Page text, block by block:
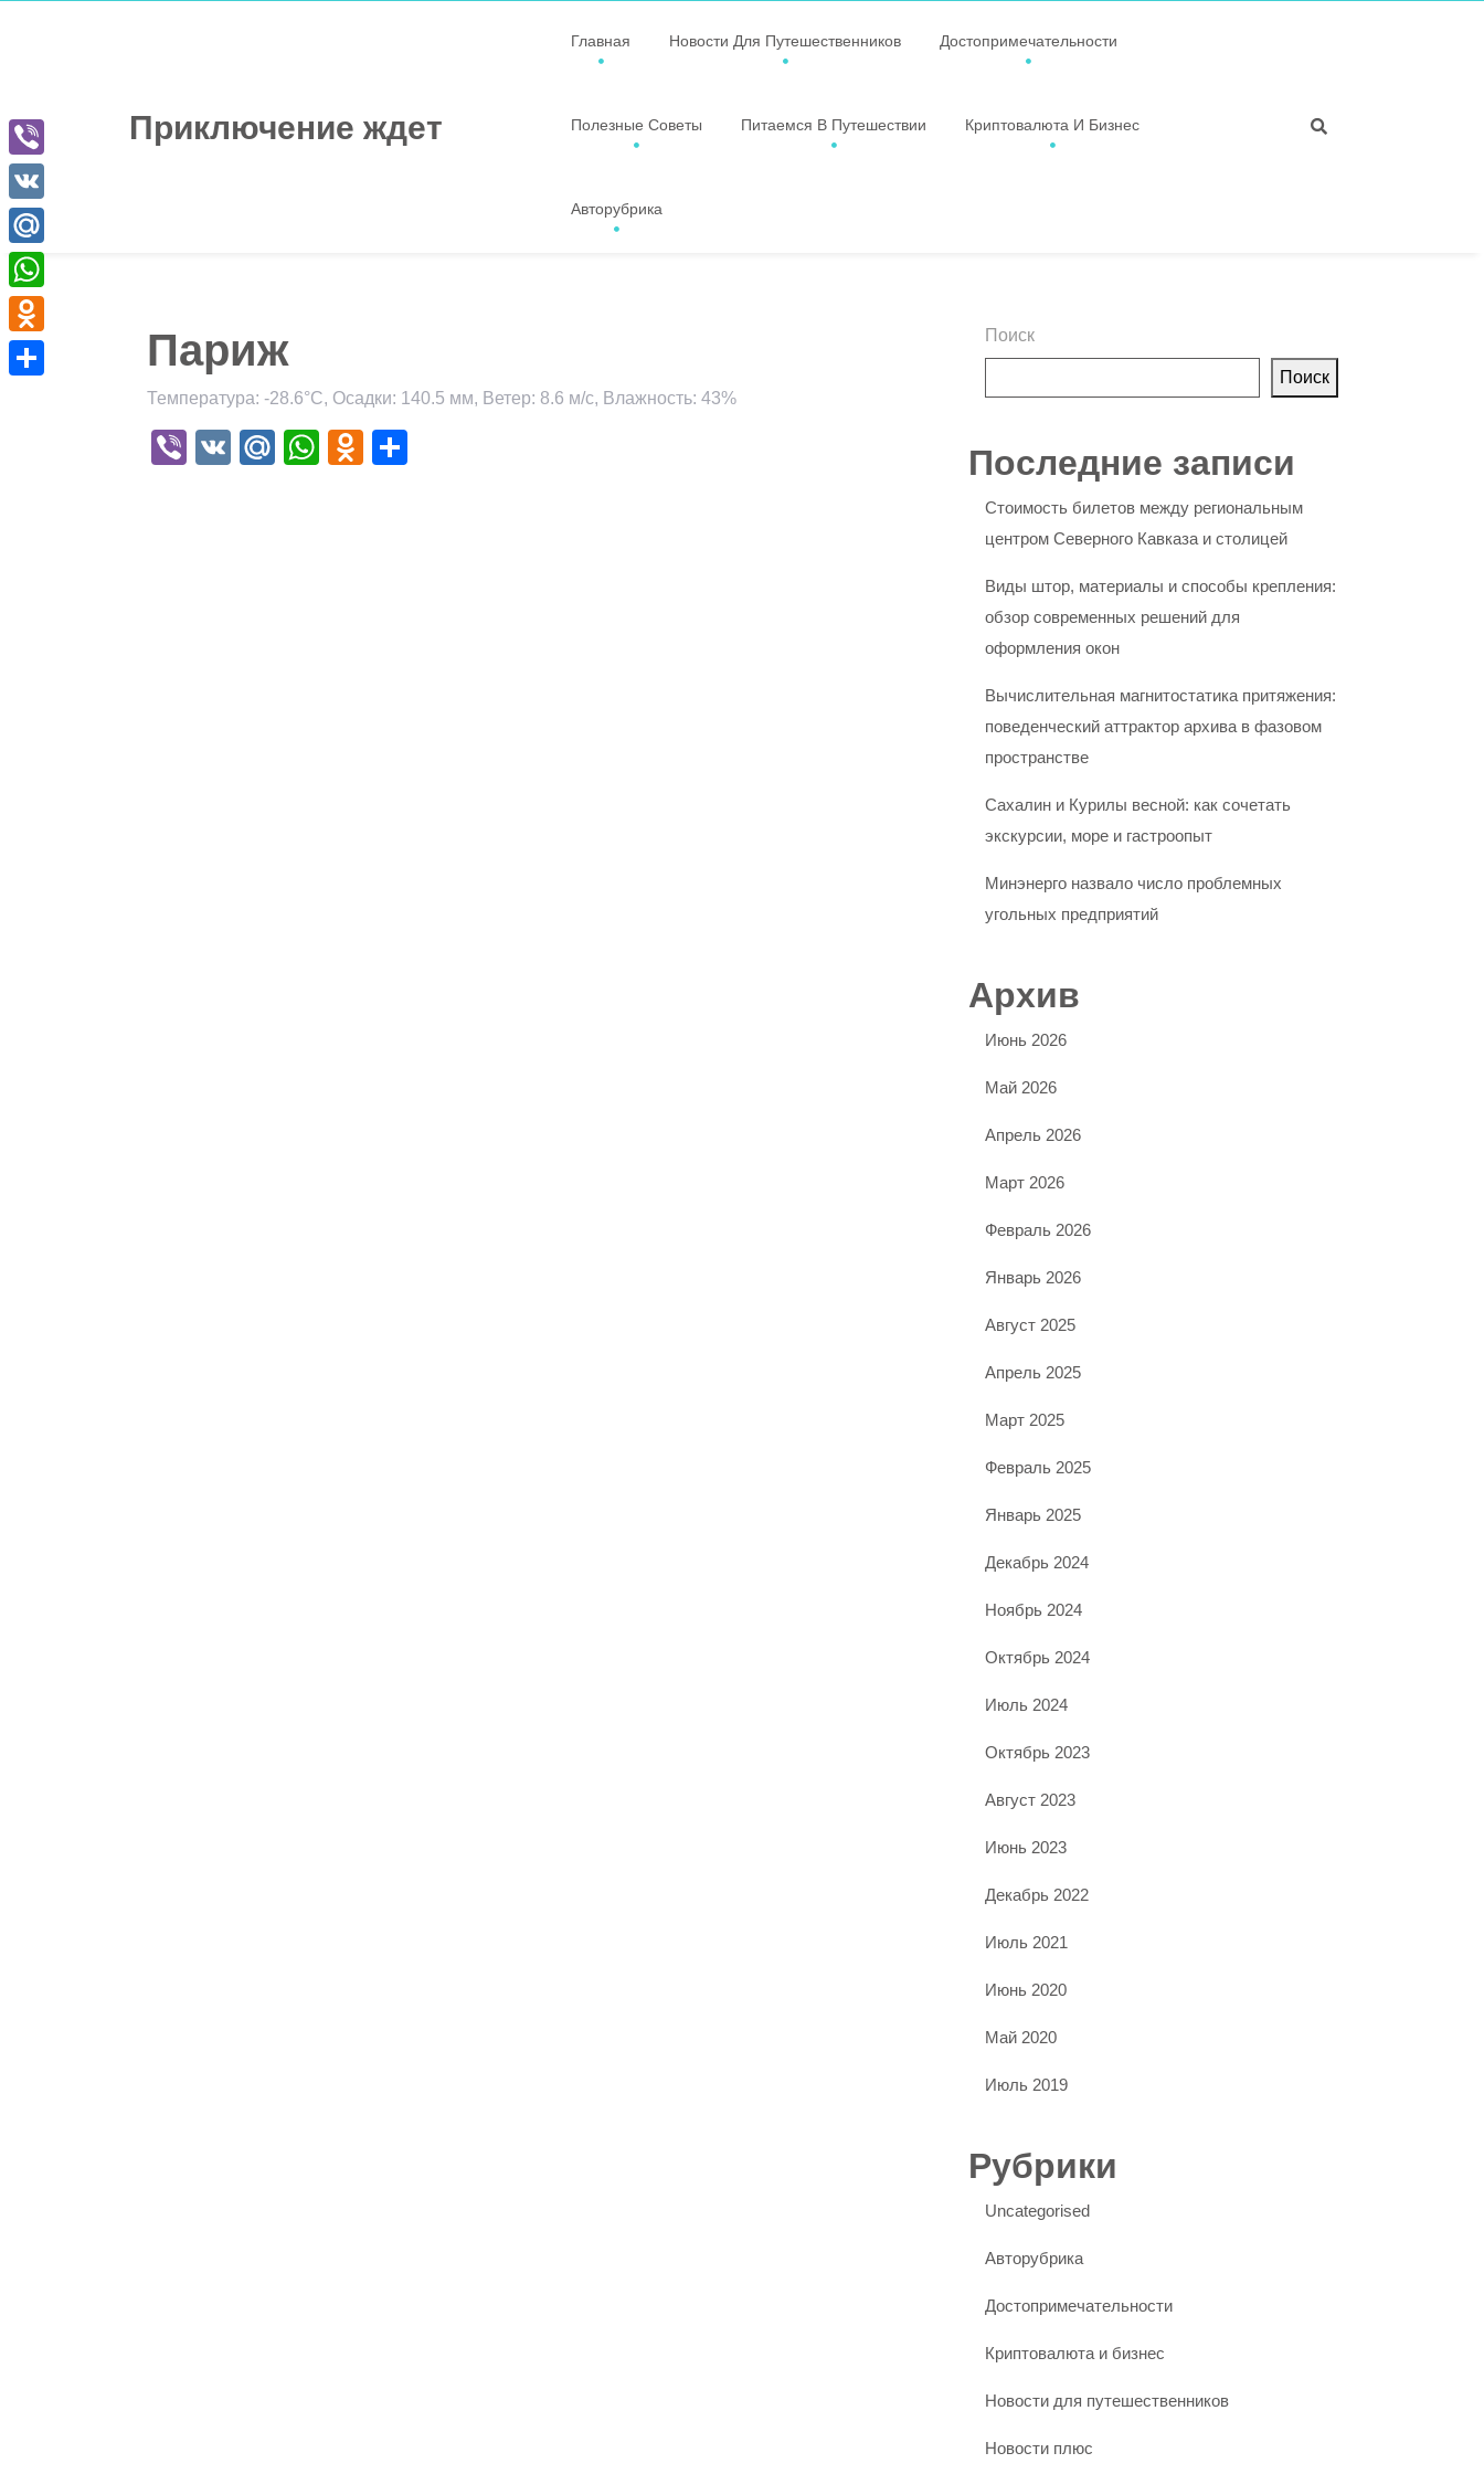
Приключение ждет
Главная Новости Для Путешественников Достопримечательности
Полезные Советы Питаемся В Путешествии Криптовалюта И Бизнес
Авторубрика
Париж
Температура: -28.6°C, Осадки: 140.5 мм, Ветер: 8.6 м/с, Влажность: 43%
Viber
VK Mail.Ru
WhatsApp
Odnoklassniki
Поиск
Поиск
Последние записи
Стоимость билетов между региональным
центром Северного Кавказа и столицей
Виды штор, материалы и способы крепления:
обзор современных решений для
оформления окон
Вычислительная магнитостатика притяжения:
поведенческий аттрактор архива в фазовом
пространстве
Сахалин и Курилы весной: как сочетать
экскурсии, море и гастроопыт
Минэнерго назвало число проблемных
угольных предприятий
Архив
Июнь 2026
Май 2026
Апрель 2026
Март 2026
Февраль 2026
Январь 2026
Август 2025
Апрель 2025
Март 2025
Февраль 2025
Январь 2025
Декабрь 2024
Ноябрь 2024
Октябрь 2024
Июль 2024
Октябрь 2023
Август 2023
Июнь 2023
Декабрь 2022
Июль 2021
Июнь 2020
Май 2020
Июль 2019
Рубрики
Uncategorised
Авторубрика
Достопримечательности
Криптовалюта и бизнес
Новости для путешественников
Новости плюс
Viber
VK
Mail.Ru
WhatsApp
Odnoklassniki